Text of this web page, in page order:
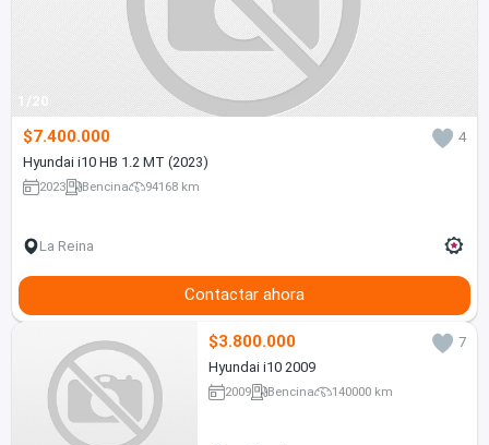
1/20
$7.400.000
4
Hyundai i10 HB 1.2 MT (2023)
2023 Bencina 94168 km
La Reina
Contactar ahora
$3.800.000
7
Hyundai i10 2009
2009 Bencina 140000 km